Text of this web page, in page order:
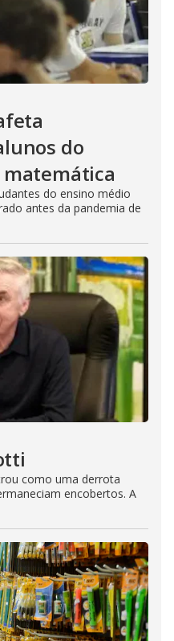
do
do ensino médio
antes da pandemia de
como uma derrota
encobertos. A